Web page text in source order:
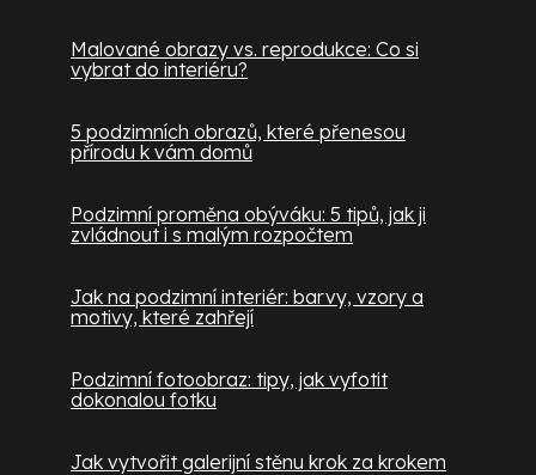
Malované obrazy vs. reprodukce: Co si
vybrat do interiéru?
5 podzimních obrazů, které přenesou
přírodu k vám domů
Podzimní proměna obýváku: 5 tipů, jak ji
zvládnout i s malým rozpočtem
Jak na podzimní interiér: barvy, vzory a
motivy, které zahřejí
Podzimní fotoobraz: tipy, jak vyfotit
dokonalou fotku
Jak vytvořit galerijní stěnu krok za krokem